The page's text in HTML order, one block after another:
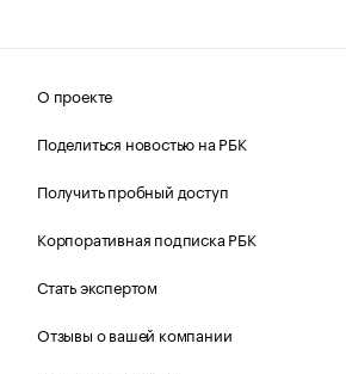
О проекте
Поделиться новостью на РБК
Получить пробный доступ
Корпоративная подписка РБК
Стать экспертом
Отзывы о вашей компании